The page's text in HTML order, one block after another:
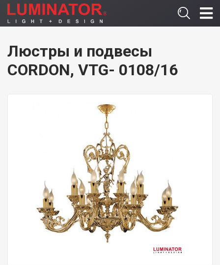
Люстры и подвесы
CORDON, VTG- 0108/16